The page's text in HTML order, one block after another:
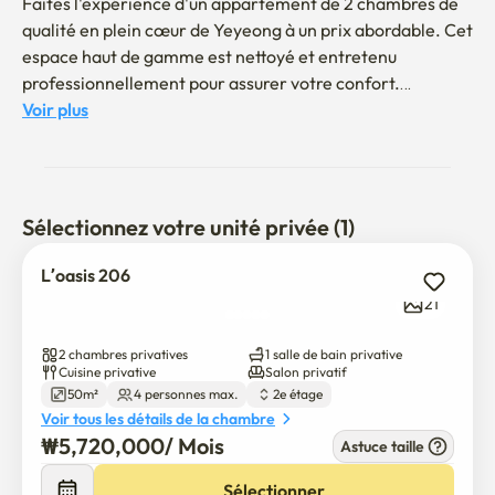
qualité en plein cœur de Yeyeong à un prix abordable. Cet
espace haut de gamme est nettoyé et entretenu
professionnellement pour assurer votre confort.
• Samsung Bespoke Appareils : réfrigérateur/machine à
laver/sèche-linge/lave-vaisselle/four
• Mobilier : Table à manger sur l'île, chaises, canapé, table
📍 Avantages de l'emplacement
• Parc Yeyeong 3 min / Parc Hangang 5 min
• Ligne 9 Station de l'Assemblée nationale 2 min
• Rejoignez Jongro/Gangnam/Yongsan en moins de 20
minutes !
Voir plus
Sélectionnez votre unité privée (1)
L’oasis 206
21
2 chambres privatives
1 salle de bain privative
Cuisine privative
Salon privatif
50m²
4 personnes max. 2e étage
Voir tous les détails de la chambre
₩5,720,000/ Mois Astuce taille
Sélectionner